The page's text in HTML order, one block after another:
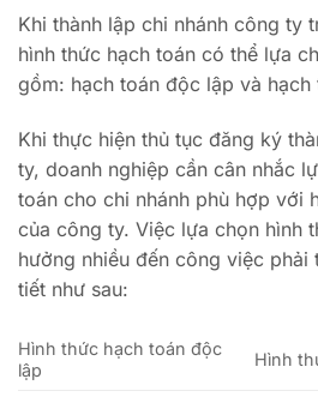
Khi thành lập chi nhánh công ty
hình thức hạch toán có thể lựa
gồm: hạch toán độc lập và hạch
Khi thực hiện thủ tục đăng ký
ty, doanh nghiệp cần cân nhắc
toán cho chi nhánh phù hợp với
của công ty. Việc lựa chọn hình
hưởng nhiều đến công việc phải
tiết như sau:
Hình thức hạch toán độc
lập
Hình